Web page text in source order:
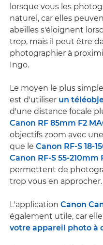
lorsque vous les
naturel, car elles
abeilles s'éloignent
trop, mais il peut être
photographier à
Ingo.
Le moyen le plus
est d'utiliser un
d'une distance focale
Canon RF 85mm F2
objectifs zoom avec
que le Canon RF-S 18-
Canon RF-S 55-210mm
permettent de
trop vous en approcher.
L'application Canon
également utile, car
votre appareil photo à